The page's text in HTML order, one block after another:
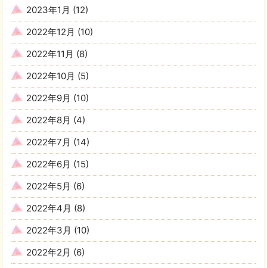
2023年1月 (12)
2022年12月 (10)
2022年11月 (8)
2022年10月 (5)
2022年9月 (10)
2022年8月 (4)
2022年7月 (14)
2022年6月 (15)
2022年5月 (6)
2022年4月 (8)
2022年3月 (10)
2022年2月 (6)